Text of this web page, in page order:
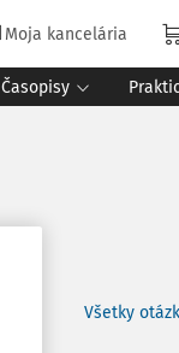
Moja kancelária
Časopisy
Všetky